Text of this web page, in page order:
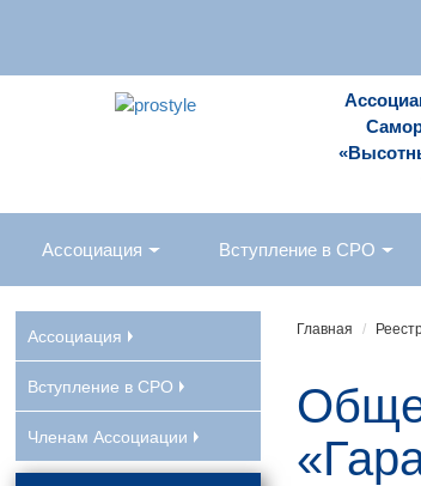
Ассоциация Вступление в СРО
Ассоциация
Вступление в СРО
Членам Ассоциации
Главная